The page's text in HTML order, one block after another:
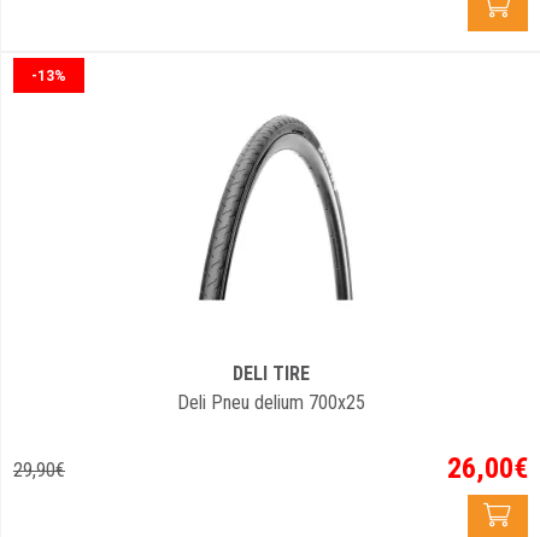
-13%
DELI TIRE
Deli Pneu delium 700x25
29,90€ 26,00€